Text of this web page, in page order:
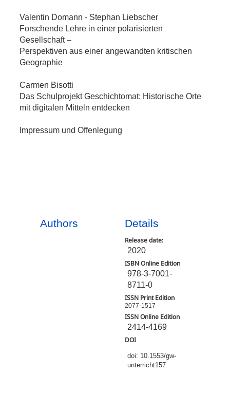
Valentin Domann - Stephan Liebscher
Forschende Lehre in einer polarisierten
Gesellschaft –
Perspektiven aus einer angewandten kritischen
Geographie
Carmen Bisotti
Das Schulprojekt Geschichtomat: Historische Orte
mit digitalen Mitteln entdecken
Impressum und Offenlegung
Authors Details
Release date:
2020
ISBN Online Edition
978-3-7001-
8711-0
ISSN Print Edition
2077-1517
ISSN Online Edition
2414-4169
DOI
doi: 10.1553/gw-
unterricht157